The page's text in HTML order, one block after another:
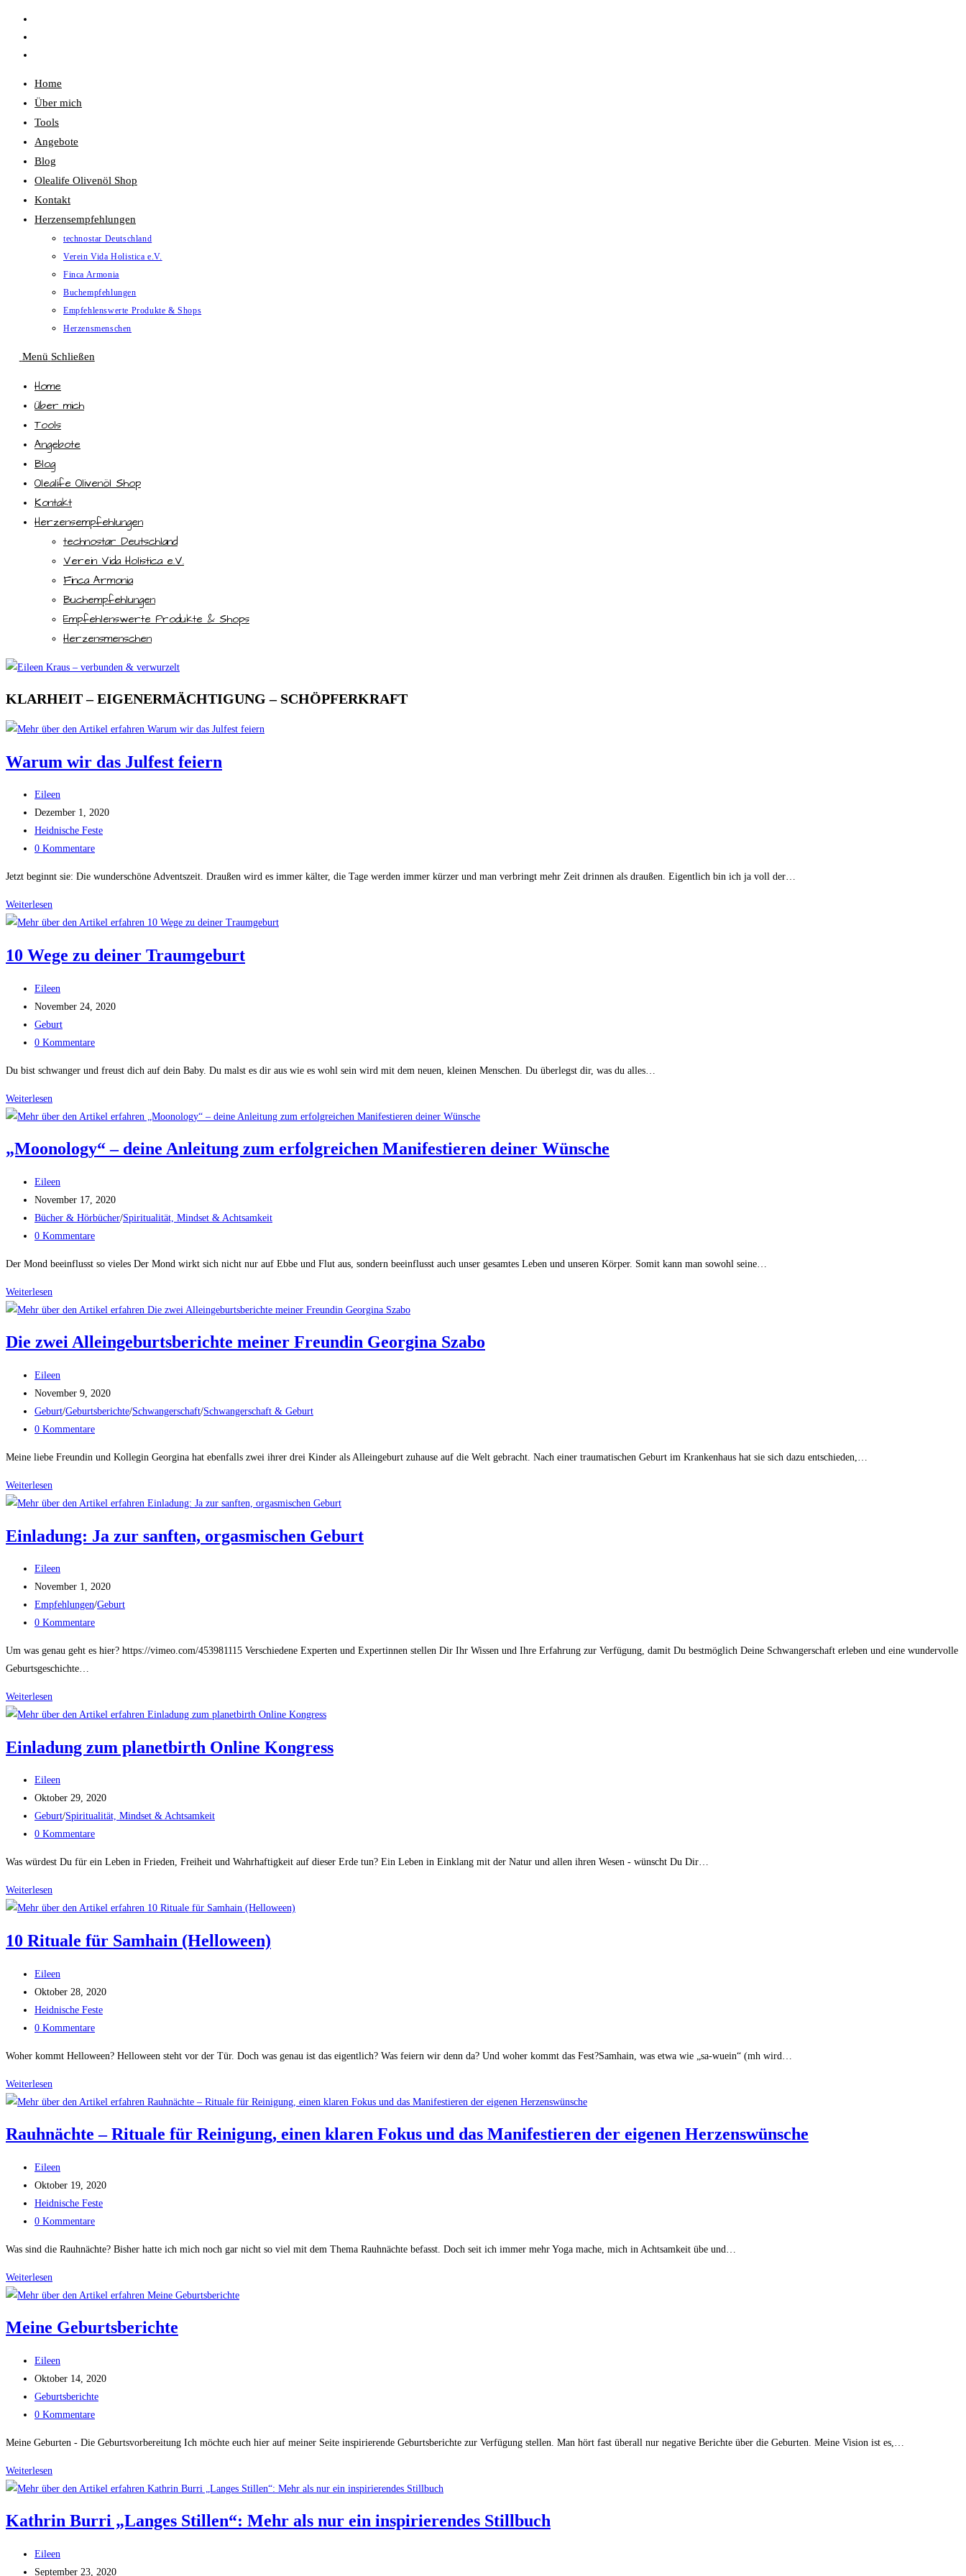
Zum
Inhalt
springen
Home
Über mich
Tools
Angebote
Blog
Olealife Olivenöl Shop
Kontakt
Herzensempfehlungen
technostar Deutschland
Verein Vida Holistica e.V.
Finca Armonia
Buchempfehlungen
Empfehlenswerte Produkte & Shops
Herzensmenschen
Menü Schließen
Home
Über mich
Tools
Angebote
Blog
Olealife Olivenöl Shop
Kontakt
Herzensempfehlungen
technostar Deutschland
Verein Vida Holistica e.V.
Finca Armonia
Buchempfehlungen
Empfehlenswerte Produkte & Shops
Herzensmenschen
KLARHEIT – EIGENERMÄCHTIGUNG – SCHÖPFERKRAFT
Warum wir das Julfest feiern
Beitrags-
Autor:
Eileen
Beitrag
veröffentlicht:
Dezember 1, 2020
Beitrags-
Kategorie:
Heidnische Feste
Beitrags-
0 Kommentare
Jetzt beginnt sie: Die wunderschöne Adventszeit. Draußen wird es immer kälter, die Tage werden immer kürzer und man verbringt mehr Zeit drinnen als draußen. Eigentlich bin ich ja voll der…
Weiterlesen
wir
Julfest
10 Wege zu deiner Traumgeburt
Beitrags-
Autor:
Eileen
Beitrag
veröffentlicht:
November 24, 2020
Beitrags-
Kategorie:
Geburt
Beitrags-
0 Kommentare
Du bist schwanger und freust dich auf dein Baby. Du malst es dir aus wie es wohl sein wird mit dem neuen, kleinen Menschen. Du überlegst dir, was du alles…
Weiterlesen
Wege
deiner
„Moonology“ – deine Anleitung zum erfolgreichen Manifestieren deiner Wünsche
Beitrags-
Autor:
Eileen
Beitrag
veröffentlicht:
November 17, 2020
Beitrags-
Kategorie:
Bücher & Hörbücher/Spiritualität, Mindset & Achtsamkeit
Beitrags-
0 Kommentare
Der Mond beeinflusst so vieles Der Mond wirkt sich nicht nur auf Ebbe und Flut aus, sondern beeinflusst auch unser gesamtes Leben und unseren Körper. Somit kann man sowohl seine…
Weiterlesen
–
Anleitung
erfolgreichen
Manifestieren
deiner
Wünsche
Die zwei Alleingeburtsberichte meiner Freundin Georgina Szabo
Beitrags-
Autor:
Eileen
Beitrag
veröffentlicht:
November 9, 2020
Beitrags-
Kategorie:
Geburt/Geburtsberichte/Schwangerschaft/Schwangerschaft & Geburt
Beitrags-
0 Kommentare
Meine liebe Freundin und Kollegin Georgina hat ebenfalls zwei ihrer drei Kinder als Alleingeburt zuhause auf die Welt gebracht. Nach einer traumatischen Geburt im Krankenhaus hat sie sich dazu entschieden,…
Weiterlesen
zwei
meiner
Georgina
Szabo
Einladung: Ja zur sanften, orgasmischen Geburt
Beitrags-
Autor:
Eileen
Beitrag
veröffentlicht:
November 1, 2020
Beitrags-
Kategorie:
Empfehlungen/Geburt
Beitrags-
0 Kommentare
Um was genau geht es hier? https://vimeo.com/453981115 Verschiedene Experten und Expertinnen stellen Dir Ihr Wissen und Ihre Erfahrung zur Verfügung, damit Du bestmöglich Deine Schwangerschaft erleben und eine wundervolle
Geburtsgeschichte…
Weiterlesen
Ja
sanften,
Geburt
Einladung zum planetbirth Online Kongress
Beitrags-
Autor:
Eileen
Beitrag
veröffentlicht:
Oktober 29, 2020
Beitrags-
Kategorie:
Geburt/Spiritualität, Mindset & Achtsamkeit
Beitrags-
0 Kommentare
Was würdest Du für ein Leben in Frieden, Freiheit und Wahrhaftigkeit auf dieser Erde tun? Ein Leben in Einklang mit der Natur und allen ihren Wesen - wünscht Du Dir…
Weiterlesen
zum
Online
10 Rituale für Samhain (Helloween)
Beitrags-
Autor:
Eileen
Beitrag
veröffentlicht:
Oktober 28, 2020
Beitrags-
Kategorie:
Heidnische Feste
Beitrags-
0 Kommentare
Woher kommt Helloween? Helloween steht vor der Tür. Doch was genau ist das eigentlich? Was feiern wir denn da? Und woher kommt das Fest?Samhain, was etwa wie „sa-wuein“ (mh wird…
Weiterlesen
Rituale
Samhain
Rauhnächte – Rituale für Reinigung, einen klaren Fokus und das Manifestieren der eigenen Herzenswünsche
Beitrags-
Autor:
Eileen
Beitrag
veröffentlicht:
Oktober 19, 2020
Beitrags-
Kategorie:
Heidnische Feste
Beitrags-
0 Kommentare
Was sind die Rauhnächte? Bisher hatte ich mich noch gar nicht so viel mit dem Thema Rauhnächte befasst. Doch seit ich immer mehr Yoga mache, mich in Achtsamkeit übe und…
Weiterlesen
–
für
einen
klaren
Fokus
und
das
eigenen
Meine Geburtsberichte
Beitrags-
Autor:
Eileen
Beitrag
veröffentlicht:
Oktober 14, 2020
Beitrags-
Kategorie:
Geburtsberichte
Beitrags-
0 Kommentare
Meine Geburten - Die Geburtsvorbereitung Ich möchte euch hier auf meiner Seite inspirierende Geburtsberichte zur Verfügung stellen. Man hört fast überall nur negative Berichte über die Geburten. Meine Vision ist es,…
Weiterlesen
Geburtsberichte
Kathrin Burri „Langes Stillen“: Mehr als nur ein inspirierendes Stillbuch
Beitrags-
Autor:
Eileen
Beitrag
September 23, 2020